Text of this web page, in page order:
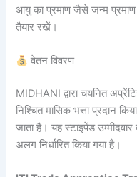
आयु का प्रमाण जैसे जन्म प्रमाण
तैयार रखें।
वेतन विवरण
MIDHANI द्वारा चयनित
निश्चित मासिक भत्ता प्रदान
जाता है। यह स्टाइपेंड
अलग निर्धारित किया गया है।